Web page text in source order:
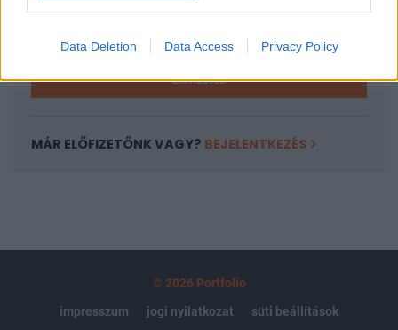
Data Deletion Data Access Privacy Policy
Kötéslisták: BÉT elmúlt 2 év napon belüli
Előfizetés
MÁR ELŐFIZETŐNK VAGY? BEJELENTKEZÉS
© 2026 Portfolio
impresszum
jogi nyilatkozat süti beállítások